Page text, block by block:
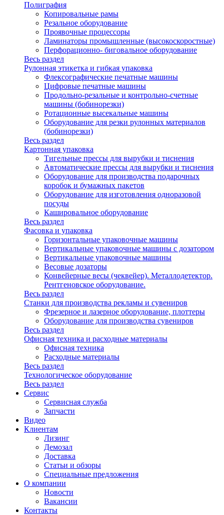
Полиграфия
Копировальные рамы
Резальное оборудование
Проявочные процессоры
Ламинаторы промышленные (высокоскоростные)
Перфорационно- биговальное оборудование
Весь раздел
Рулонная этикетка и гибкая упаковка
Флексографические печатные машины
Цифровые печатные машины
Продольно-резальные и контрольно-счетные
машины (бобинорезки)
Ротационные высекальные машины
Оборудование для резки рулонных материалов
(бобинорезки)
Весь раздел
Картонная упаковка
Тигельные прессы для вырубки и тиснения
Автоматические прессы для вырубки и тиснения
Оборудование для производства подарочных
коробок и бумажных пакетов
Оборудование для изготовления одноразовой
посуды
Кашировальное оборудование
Весь раздел
Фасовка и упаковка
Горизонтальные упаковочные машины
Вертикальные упаковочные машины с дозатором
Вертикальные упаковочные машины
Весовые дозаторы
Конвейерные весы (чеквейер). Металлодетектор.
Рентгеновское оборудование.
Весь раздел
Станки для производства рекламы и сувениров
Фрезерное и лазерное оборудование, плоттеры
Оборудование для производства сувениров
Весь раздел
Офисная техника и расходные материалы
Офисная техника
Расходные материалы
Весь раздел
Технологическое оборудование
Весь раздел
Сервис
Сервисная служба
Запчасти
Видео
Клиентам
Лизинг
Демозал
Доставка
Статьи и обзоры
Специальные предложения
О компании
Новости
Вакансии
Контакты